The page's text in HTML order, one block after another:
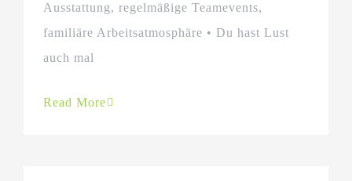
Ausstattung, regelmäßige Teamevents,
familiäre Arbeitsatmosphäre • Du hast Lust
auch mal
Read More